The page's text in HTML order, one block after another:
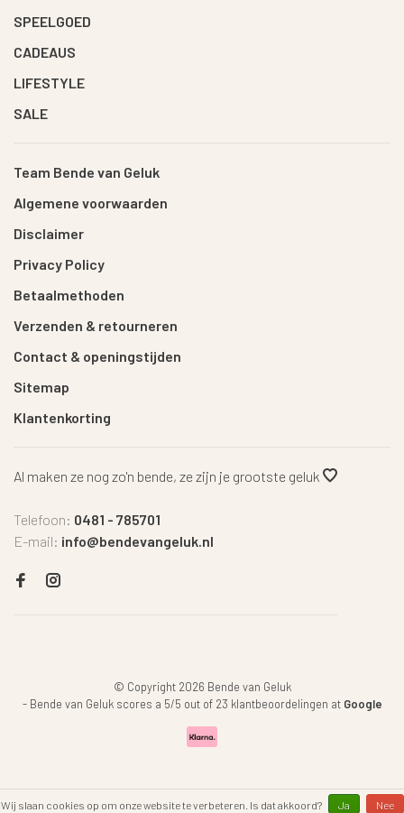
SPEELGOED
CADEAUS
LIFESTYLE
SALE
Team Bende van Geluk
Algemene voorwaarden
Disclaimer
Privacy Policy
Betaalmethoden
Verzenden & retourneren
Contact & openingstijden
Sitemap
Klantenkorting
Al maken ze nog zo'n bende, ze zijn je grootste geluk
Telefoon: 0481 - 785701
E-mail: info@bendevangeluk.nl
© Copyright 2026 Bende van Geluk
- Bende van Geluk scores a 5/5 out of 23 klantbeoordelingen at Google
Wij slaan cookies op om onze website te verbeteren. Is dat akkoord? Ja Nee